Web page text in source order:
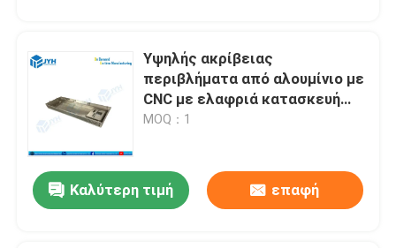
Υψηλής ακρίβειας
περιβλήματα από αλουμίνιο με
CNC με ελαφριά κατασκευή
υψηλής αντοχής και εξαιρετική
MOQ：1
Καλύτερη τιμή επαφή